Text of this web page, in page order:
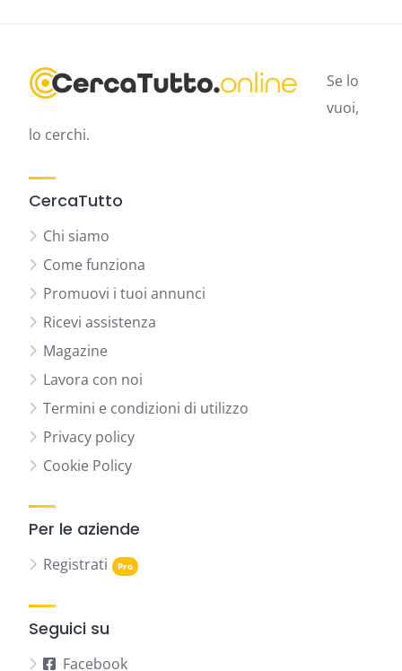
Se lo
vuoi,
lo cerchi.
CercaTutto
Chi siamo
Come funziona
Promuovi i tuoi annunci
Ricevi assistenza
Magazine
Lavora con noi
Termini e condizioni di utilizzo
Privacy policy
Cookie Policy
Per le aziende
Registrati
Seguici su
Facebook